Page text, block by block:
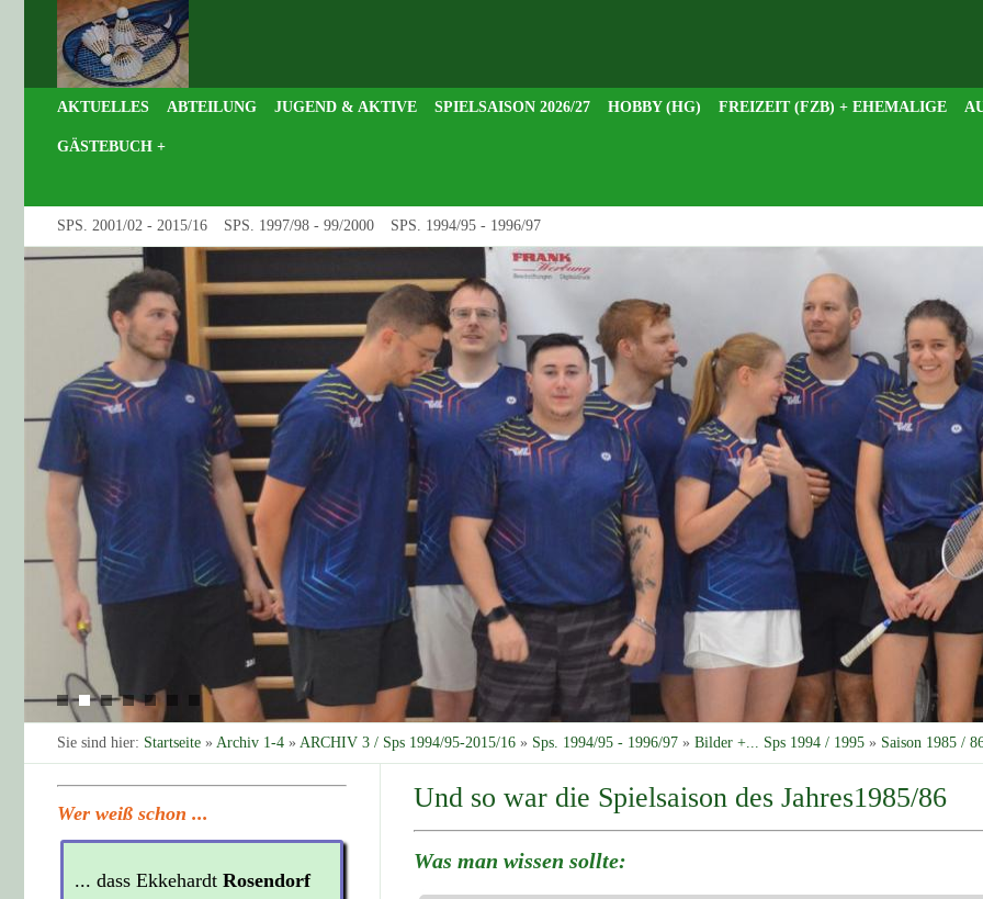
AKTUELLES ABTEILUNG JUGEND & AKTIVE SPIELSAISON 2026/27 HOBBY (HG) FREIZEIT (FZB) + EHEMALIGE
GÄSTEBUCH +
SPS. 2001/02 - 2015/16 SPS. 1997/98 - 99/2000 SPS. 1994/95 - 1996/97
Sie sind hier: Startseite » Archiv 1-4 » ARCHIV 3 / Sps 1994/95-2015/16 » Sps. 1994/95 - 1996/97 » Bilder +... Sps 1994 / 1995 » Saison 1985 /
Wer weiß schon ...
... dass Ekkehardt Rosendorf
Und so war die Spielsaison des Jahres1985/86
Was man wissen sollte: